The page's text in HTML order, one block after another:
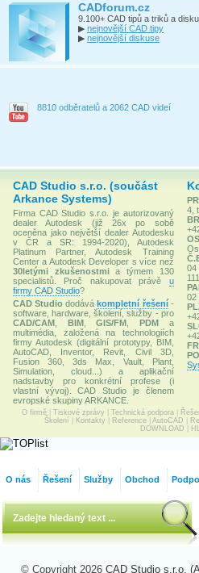
CADforum.cz
9.100+ CAD tipů a triků a
▶ nejnovější CAD tipy
▶ nejnovější diskuse
8810 odběratelů a 2062 CAD videí
CAD Studio s.r.o. (součást
Arkance Systems)
Firma CAD Studio s.r.o. je autorizovaný
dealer Autodesk (již 26x po sobě
oceněna jako největší dealer Autodesku
v ČR a SR: 1994-2020), Autodesk
Platinum Partner, Autodesk Training
Center a Autodesk Developer s více než
30letými zkušenostmia týmem 130
specialistů. Proč nakupovat právě u
firmy CAD Studio?
CAD Studio dodávákompletní řešení-
software, hardware, školení, služby - pro
CAD/CAM
BIM,GIS/FM ,PDM a
multimédia, založená na technologiích
firmy Autodesk (digitální prototypy, BIM,
AutoCAD, Inventor, Revit, Civil 3D,
Fusion 360, 3ds Max, Vault, Plant,
Simulation, cloud...) a aplikační
nadstavby pro konkrétní profese (i
vlastní vývoj). CAD Studio je členem
evropské skupiny ARKANCE.
4,
04
111
02
O firmě Tiskové zprávy Technická podpora
Školení
Kontakty Reference| AutoCAD
DOWNLOAD
O nás Řešení Služby Obchod
© Copyright 2026 CAD Studio s.r.o.